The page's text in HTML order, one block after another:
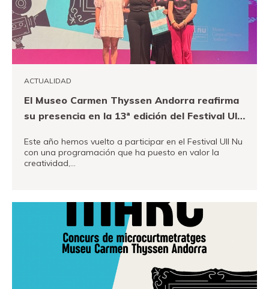
ACTUALIDAD
El Museo Carmen Thyssen Andorra reafirma
su presencia en la 13ª edición del Festival Ull
Este año hemos vuelto a participar en el Festival Ull Nu
con una programación que ha puesto en valor la
creatividad,…